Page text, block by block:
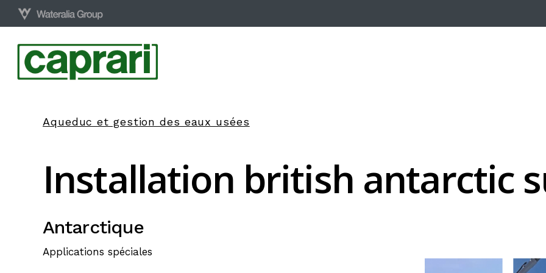
Skip
content
Aqueduc et gestion des eaux usées
Installation british antarctic
Antarctique
Applications spéciales